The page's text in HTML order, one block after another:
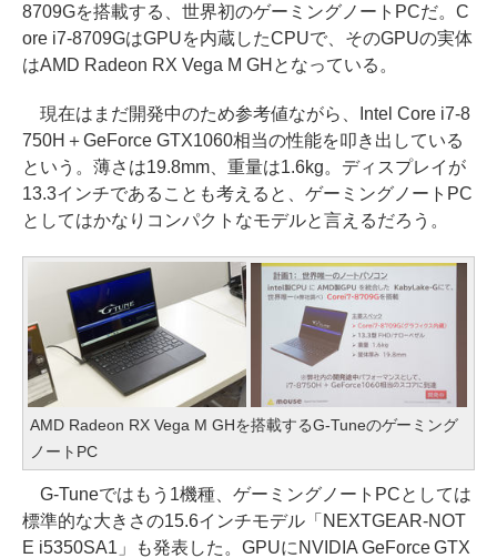
8709Gを搭載する、世界初のゲーミングノートPCだ。C
ore i7-8709GはGPUを内蔵したCPUで、そのGPUの実体
はAMD Radeon RX Vega M GHとなっている。
現在はまだ開発中のため参考値ながら、Intel Core i7-8
750H＋GeForce GTX1060相当の性能を叩き出している
という。薄さは19.8mm、重量は1.6kg。ディスプレイが
13.3インチであることも考えると、ゲーミングノートPC
としてはかなりコンパクトなモデルと言えるだろう。
AMD Radeon RX Vega M GHを搭載するG-Tuneのゲーミング
ノートPC
G-Tuneではもう1機種、ゲーミングノートPCとしては
標準的な大きさの15.6インチモデル「NEXTGEAR-NOT
E i5350SA1」も発表した。GPUにNVIDIA GeForce GTX